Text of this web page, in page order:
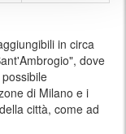
in circa
dove
di Milano e i
città, come ad